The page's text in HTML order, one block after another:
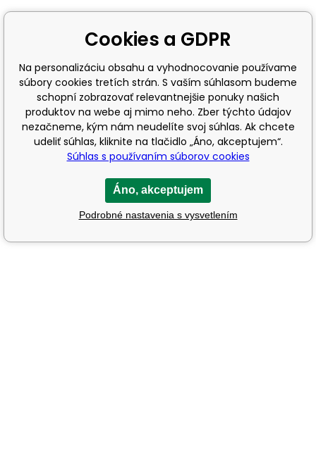
Cookies a GDPR
Na personalizáciu obsahu a vyhodnocovanie používame
súbory cookies tretích strán. S vaším súhlasom budeme
schopní zobrazovať relevantnejšie ponuky našich
produktov na webe aj mimo neho. Zber týchto údajov
nezačneme, kým nám neudelíte svoj súhlas. Ak chcete
udeliť súhlas, kliknite na tlačidlo „Áno, akceptujem“.
Súhlas s používaním súborov cookies
Áno, akceptujem
Podrobné nastavenia s vysvetlením